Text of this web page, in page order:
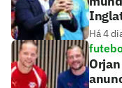
Há 4